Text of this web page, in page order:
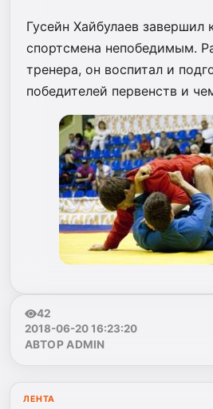
Гусейн Хайбулаев завершил
спортсмена непобедимым.
тренера, он воспитал и
победителей первенств и
42
2018-06-20 16:23:20
АВТОР ADMIN
ЛЕНТА